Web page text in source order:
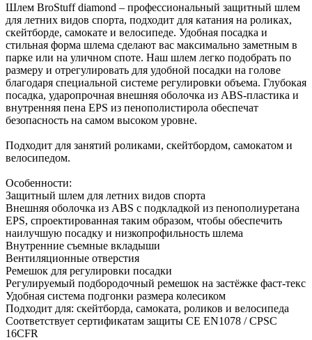
Шлем BroStuff diamond – профессиональный защитный шлем
для летних видов спорта, подходит для катания на роликах,
скейтборде, самокате и велосипеде. Удобная посадка и
стильная форма шлема сделают вас максимально заметным в
парке или на уличном споте. Наш шлем легко подобрать по
размеру и отрегулировать для удобной посадки на голове
благодаря специальной системе регулировки объема. Глубокая
посадка, ударопрочная внешняя оболочка из ABS-пластика и
внутренняя пена EPS из пенополистирола обеспечат
безопасность на самом высоком уровне.
Подходит для занятий роликами, скейтбордом, самокатом и
велосипедом.
Особенности:
Защитный шлем для летних видов спорта
Внешняя оболочка из ABS с подкладкой из пенополиуретана
EPS, спроектированная таким образом, чтобы обеспечить
наилучшую посадку и низкопрофильность шлема
Внутренние съемные вкладыши
Вентиляционные отверстия
Ремешок для регулировки посадки
Регулируемый подбородочный ремешок на застёжке фаст-текс
Удобная система подгонки размера колесиком
Подходит для: скейтборда, самоката, роликов и велосипеда
Соответствует сертификатам защиты CE EN1078 / CPSC
16CFR